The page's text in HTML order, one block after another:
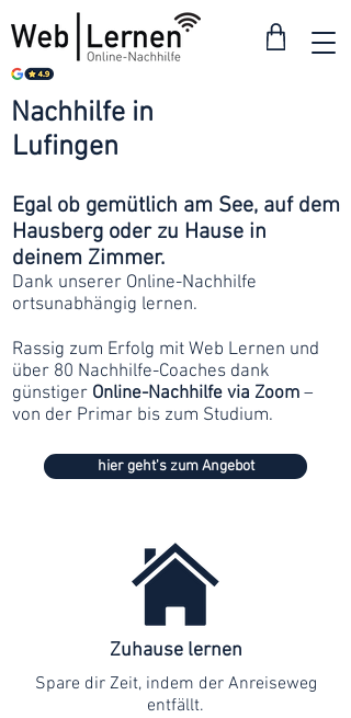
Lufingen
Nachhilfe in
Egal ob gemütlich am See, auf dem
Hausberg oder zu Hause in
deinem Zimmer.
Dank unserer Online-Nachhilfe
ortsunabhängig lernen.
Rassig zum Erfolg mit Web Lernen und
über 80 Nachhilfe-Coaches dank
günstiger Online-Nachhilfe via Zoom –
von der Primar bis zum Studium.
hier geht's zum Angebot
Zuhause lernen
Spare dir Zeit, indem der Anreiseweg
entfällt.